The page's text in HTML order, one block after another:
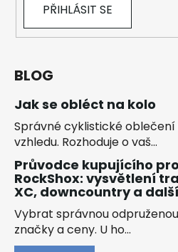
PŘIHLÁSIT SE
BLOG
Jak se obléct na kolo
Správné cyklistické
vzhledu. Rozhoduje o vaš...
Průvodce kupujícího
RockShox: vysvětlení
XC, downcountry a
Vybrat správnou
značky a ceny. U ho...